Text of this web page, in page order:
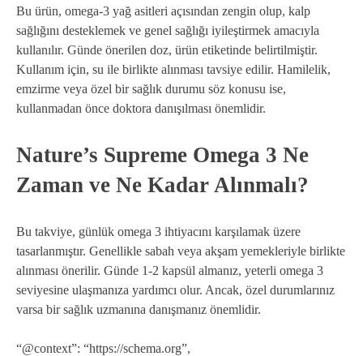
Bu ürün, omega-3 yağ asitleri açısından zengin olup, kalp
sağlığını desteklemek ve genel sağlığı iyileştirmek amacıyla
kullanılır. Günde önerilen doz, ürün etiketinde belirtilmiştir.
Kullanım için, su ile birlikte alınması tavsiye edilir. Hamilelik,
emzirme veya özel bir sağlık durumu söz konusu ise,
kullanmadan önce doktora danışılması önemlidir.
Nature’s Supreme Omega 3 Ne
Zaman ve Ne Kadar Alınmalı?
Bu takviye, günlük omega 3 ihtiyacını karşılamak üzere
tasarlanmıştır. Genellikle sabah veya akşam yemekleriyle birlikte
alınması önerilir. Günde 1-2 kapsül almanız, yeterli omega 3
seviyesine ulaşmanıza yardımcı olur. Ancak, özel durumlarınız
varsa bir sağlık uzmanına danışmanız önemlidir.
“@context”: “https://schema.org”,